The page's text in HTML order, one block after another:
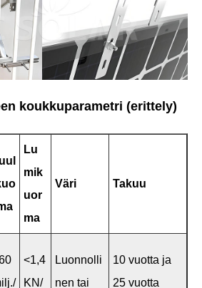
koukkuparametri (erittely)
Lu
mik
uor
ma
Väri Takuu
<1,4
KN/
Luonnolli
nen tai
10 vuotta ja
25 vuotta